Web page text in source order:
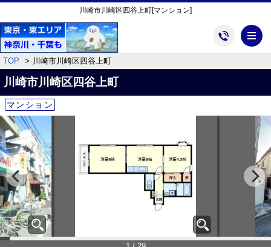
川崎市川崎区四谷上町[マンション]
TOP 川崎市川崎区四谷上町
川崎市川崎区四谷上町
マンション